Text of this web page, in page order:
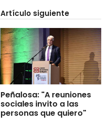
Artículo siguiente
Peñalosa: "A reuniones
sociales invito a las
personas que quiero"